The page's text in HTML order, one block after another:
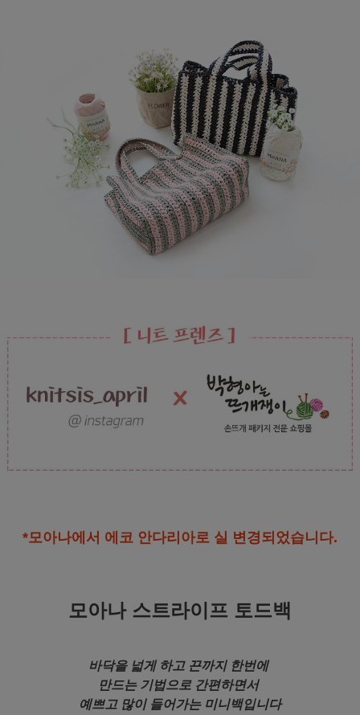
*모아나에서 에코 안다리아로 실 변경되었습니다.
모아나 스트라이프 토드백
바닥을 넓게 하고 끈까지 한번에
만드는 기법으로 간편하면서
예쁘고 많이 들어가는 미니백입니다